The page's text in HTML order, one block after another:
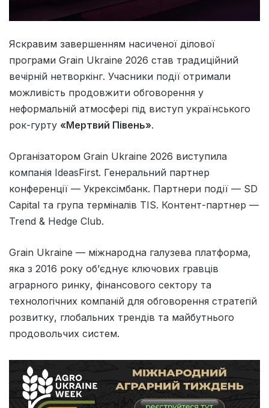
Яскравим завершенням насиченої ділової
програми Grain Ukraine 2026 став традиційний
вечірній нетворкінг. Учасники події отримали
можливість продовжити обговорення у
неформальній атмосфері під виступ українського
рок-гурту «Мертвий Півень».
Організатором Grain Ukraine 2026 виступила
компанія IdeasFirst. Генеральний партнер
конференції — Укрексімбанк. Партнери події — SD
Capital та група терміналів TIS. Контент-партнер —
Trend & Hedge Club.
Grain Ukraine — міжнародна галузева платформа,
яка з 2016 року об’єднує ключових гравців
аграрного ринку, фінансового сектору та
технологічних компаній для обговорення стратегій
розвитку, глобальних трендів та майбутнього
продовольчих систем.